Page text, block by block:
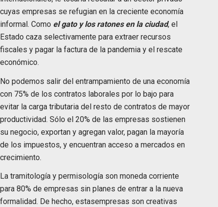
cuyas empresas se refugian en la creciente economía
informal. Como el gato y los ratones en la ciudad, el
Estado caza selectivamente para extraer recursos
fiscales y pagar la factura de la pandemia y el rescate
económico.
No podemos salir del entrampamiento de una economía
con 75% de los contratos laborales por lo bajo para
evitar la carga tributaria del resto de contratos de mayor
productividad. Sólo el 20% de las empresas sostienen
su negocio, exportan y agregan valor, pagan la mayoría
de los impuestos, y encuentran acceso a mercados en
crecimiento.
La tramitología y permisología son moneda corriente
para 80% de empresas sin planes de entrar a la nueva
formalidad. De hecho, estasempresas son creativas